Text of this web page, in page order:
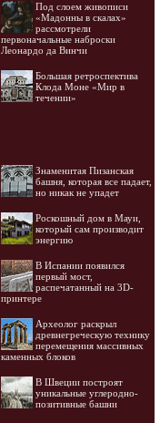
Под слоем живописи
«Мадонны в скалах»
рассмотрели
первоначальные наброски
Леонардо да Винчи
Большая ретроспектива
Клода Моне «Мир в
течении»
Знаменитая Пизанская
башня, которая все падает,
но никак не упадет
Роскошный дом в Мауи,
который сам производит
энергию
В Испании появился
первый мост,
распечатанный на 3D-
принтере
Археолог раскрыл
древнегреческую технику
перемещения массивных
каменных блоков
В Швеции построят
уникальные углеродно-
позитивные башни